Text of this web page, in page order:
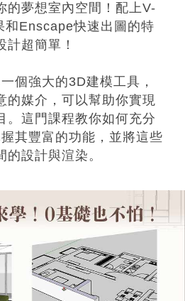
的夢想室內空間！配上V-
和Enscape快速出圖的特
超簡單！
個強大的3D建模工具，
的媒介，可以幫助你實現
。這門課程教你如何充分
其豐富的功能，並將這些
設計與渲染。